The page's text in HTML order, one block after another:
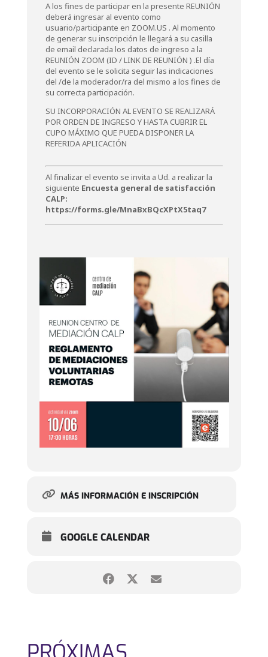
A los fines de participar en la presente REUNIÓN
deberá ingresar al evento como
usuario/participante en ZOOM.US . Al momento
de generar su inscripción le llegará a su casilla
de email declarada los datos de ingreso a la
REUNIÓN ZOOM (ID / LINK DE REUNIÓN ) .El día
del evento se le solicita seguir las indicaciones
del /de la moderador/ra del mismo a los fines de
su correcta participación.
SU INCORPORACIÓN AL EVENTO SE REALIZARÁ
POR ORDEN DE INGRESO Y HASTA CUBRIR EL
CUPO MÁXIMO QUE PUEDA DISPONER LA
REFERIDA APLICACIÓN
Al finalizar el evento se invita a Ud. a realizar la
siguiente Encuesta general de satisfacción
CALP:
https://forms.gle/MnaBxBQcXPtX5taq7
MÁS INFORMACIÓN E INSCRIPCIÓN
GOOGLE CALENDAR